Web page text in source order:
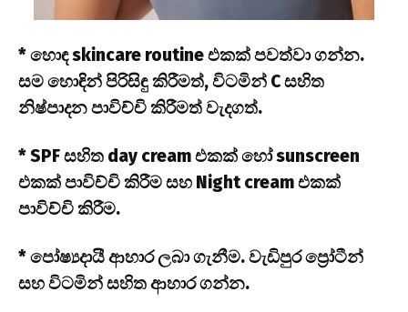
* හොඳ skincare routine එකක් පවත්වා ගන්න.
සම හොඳින් පිරිසිඳු කිරීමත්, විටමින් C සහිත
නිෂ්පාදන පාවිච්චි කිරීමත් වැදගත්.
* SPF සහිත day cream එකක් හෝ sunscreen
එකක් පාවිච්චි කිරීම සහ Night cream එකක්
පාවිච්චි කිරීම.
* පෝෂ්‍යදායී ආහාර ලබා ගැනීම. වැඩිපුර ප්‍රෝටීන්
සහ විටමින් සහිත ආහාර ගන්න.